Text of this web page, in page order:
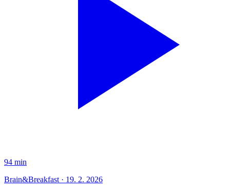
94 min
Brain&Breakfast · 19. 2. 2026